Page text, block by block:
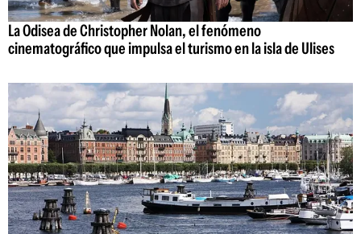
La Odisea de Christopher Nolan, el fenómeno
cinematográfico que impulsa el turismo en la isla de Ulises